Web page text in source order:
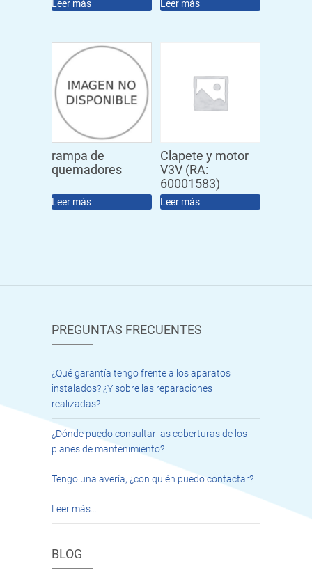
Leer más Leer más
rampa de
quemadores
Leer más
Clapete y motor
V3V (RA:
60001583)
Leer más
PREGUNTAS FRECUENTES
¿Qué garantía tengo frente a los aparatos
instalados? ¿Y sobre las reparaciones
realizadas?
¿Dónde puedo consultar las coberturas de los
planes de mantenimiento?
Tengo una avería, ¿con quién puedo contactar?
Leer más…
BLOG